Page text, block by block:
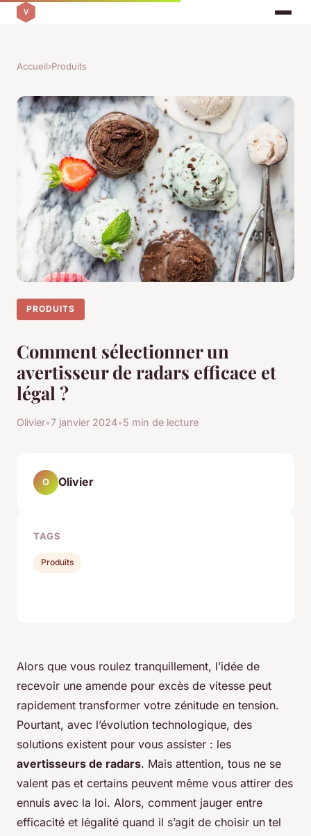
Accueil›Produits
PRODUITS
Comment sélectionner un
avertisseur de radars efficace et
légal ?
Olivier•7 janvier 2024•5 min de lecture
Alors que vous roulez tranquillement, l’idée de
recevoir une amende pour excès de vitesse peut
rapidement transformer votre zénitude en tension.
Pourtant, avec l’évolution technologique, des
solutions existent pour vous assister : les
avertisseurs de radars. Mais attention, tous ne se
valent pas et certains peuvent même vous attirer des
ennuis avec la loi. Alors, comment jauger entre
efficacité et légalité quand il s’agit de choisir un tel
O Olivier
TAGS
Produits